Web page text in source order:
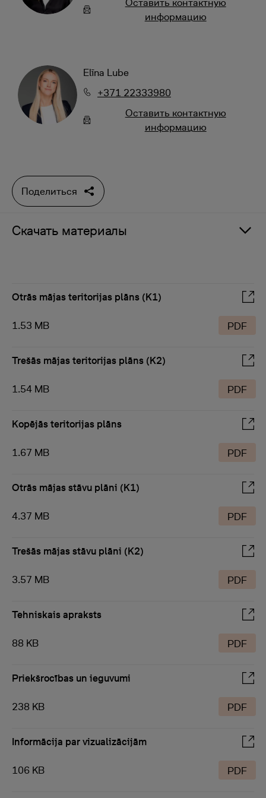
Oставить контактную
информацию
Elīna Lube
+371 22333980
Oставить контактную
информацию
Поделиться
Скачать материалы
Otrās mājas teritorijas plāns (K1)
1.53 MB PDF
Trešās mājas teritorijas plāns (K2)
1.54 MB PDF
Kopējās teritorijas plāns
1.67 MB PDF
Otrās mājas stāvu plāni (K1)
4.37 MB PDF
Trešās mājas stāvu plāni (K2)
3.57 MB PDF
Tehniskais apraksts
88 KB PDF
Priekšrocības un ieguvumi
238 KB PDF
Informācija par vizualizācijām
106 KB PDF